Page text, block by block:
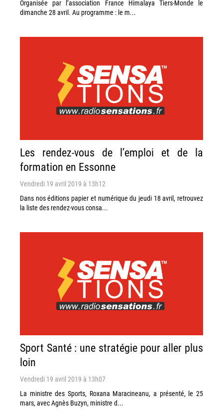
Organisée par l’association France Himalaya Tiers-Monde le
dimanche 28 avril. Au programme : le m...
Les rendez-vous de l’emploi et de la
formation en Essonne
Vendredi 19 avril 2019 à 13h12
Dans nos éditions papier et numérique du jeudi 18 avril, retrouvez
la liste des rendez-vous consa...
Sport Santé : une stratégie pour aller plus
loin
Vendredi 19 avril 2019 à 13h07
La ministre des Sports, Roxana Maracineanu, a présenté, le 25
mars, avec Agnès Buzyn, ministre d...